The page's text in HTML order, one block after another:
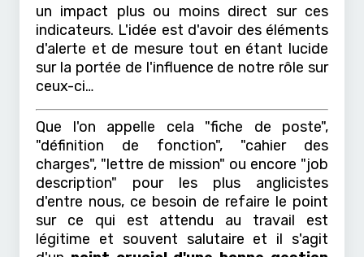
un impact plus ou moins direct sur ces
indicateurs. L'idée est d'avoir des éléments
d'alerte et de mesure tout en étant lucide
sur la portée de l'influence de notre rôle sur
ceux-ci…
Que l'on appelle cela "fiche de poste",
"définition de fonction", "cahier des
charges", "lettre de mission" ou encore "job
description" pour les plus anglicistes
d'entre nous, ce besoin de refaire le point
sur ce qui est attendu au travail est
légitime et souvent salutaire et il s'agit